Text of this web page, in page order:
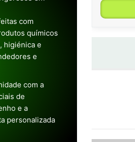
com
químicos
higiénica e
e
com a
de
e a
personalizada